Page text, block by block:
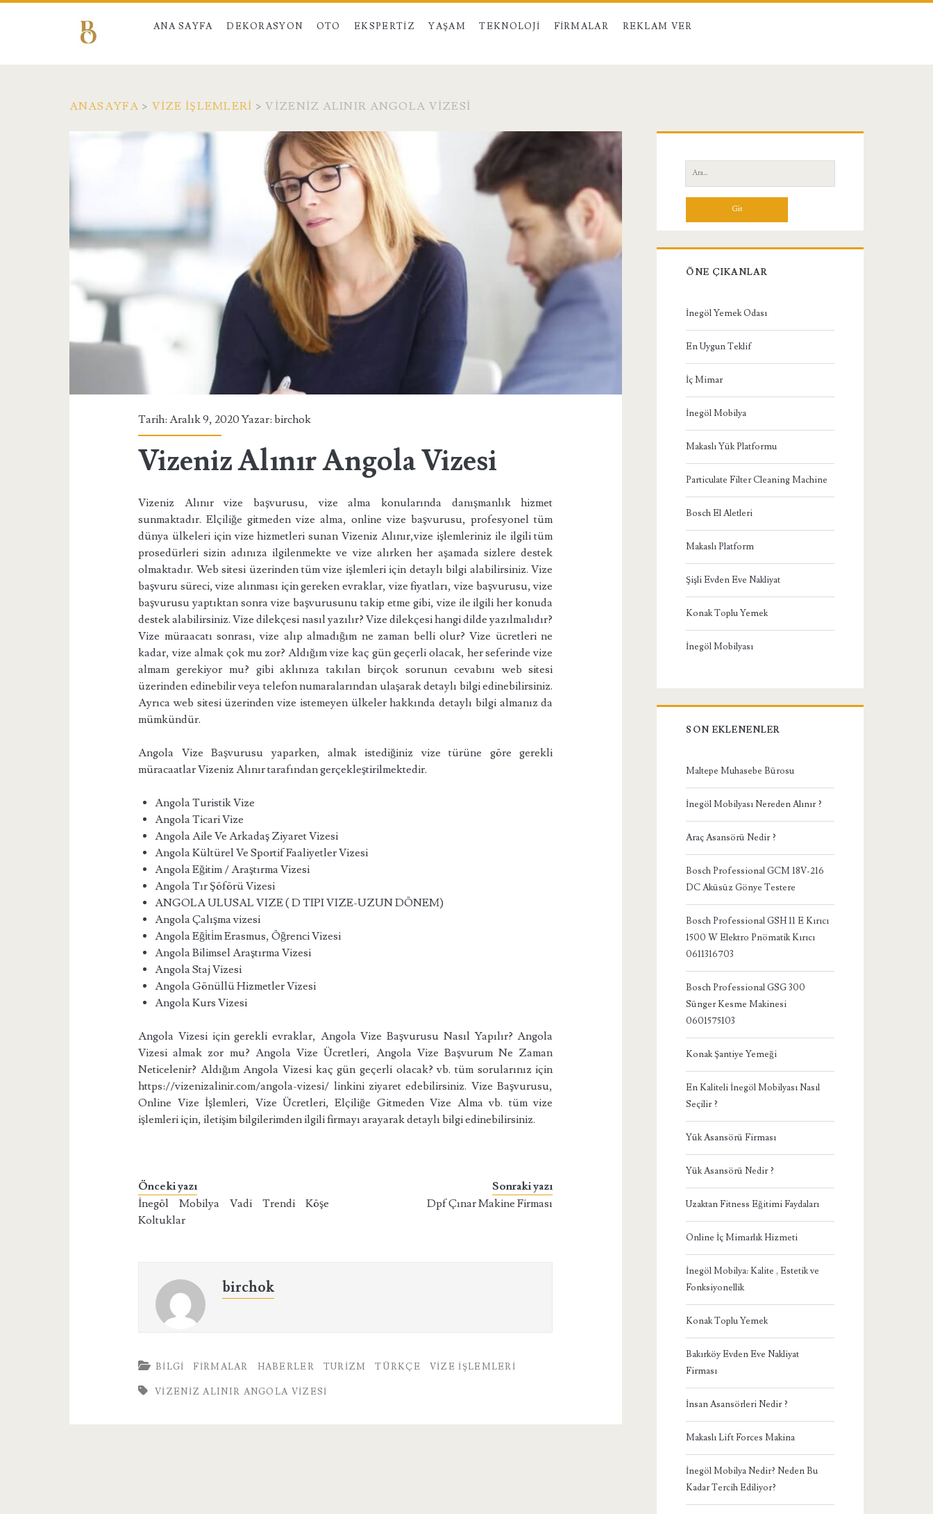
ANA SAYFA DEKORASYON OTO EKSPERTIZ YAŞAM TEKNOLOJI FIRMALAR REKLAM VER
ANASAYFA > VIZE İŞLEMLERI >VIZENIZ ALINIR ANGOLA VIZESI
Tarih: Aralık 9, 2020 Yazar:birchok
Vizeniz Alınır Angola Vizesi
Vizeniz Alınır vize başvurusu, vize alma konularında danışmanlık hizmet
sunmaktadır. Elçiliğe gitmeden vize alma, online vize başvurusu, profesyonel tüm
dünya ülkeleri için vize hizmetleri sunan Vizeniz Alınır,vize işlemleriniz ile ilgili tüm
prosedürleri sizin adınıza ilgilenmekte ve vize alırken her aşamada sizlere destek
olmaktadır. Web sitesi üzerinden tüm vize işlemleri için detaylı bilgi alabilirsiniz. Vize
başvuru süreci, vize alınması için gereken evraklar, vize fiyatları, vize başvurusu, vize
başvurusu yaptıktan sonra vize başvurusunu takip etme gibi, vize ile ilgili her konuda
destek alabilirsiniz. Vize dilekçesi nasıl yazılır? Vize dilekçesi hangi dilde yazılmalıdır?
Vize müraacatı sonrası, vize alıp almadığım ne zaman belli olur? Vize ücretleri ne
kadar, vize almak çok mu zor? Aldığım vize kaç gün geçerli olacak, her seferinde vize
almam gerekiyor mu? gibi aklınıza takılan birçok sorunun cevabını web sitesi
üzerinden edinebilir veya telefon numaralarından ulaşarak detaylı bilgi edinebilirsiniz.
Ayrıca web sitesi üzerinden vize istemeyen ülkeler hakkında detaylı bilgi almanız da
mümkündür.
Angola Vize Başvurusu yaparken, almak istediğiniz vize türüne göre gerekli
müracaatlar Vizeniz Alınır tarafından gerçekleştirilmektedir.
Angola Turistik Vize
Angola Ticari Vize
Angola Aile Ve Arkadaş Ziyaret Vizesi
Angola Kültürel Ve Sportif Faaliyetler Vizesi
Angola Eğitim / Araştırma Vizesi
Angola Tır Şöförü Vizesi
ANGOLA ULUSAL VIZE ( D TIPI VIZE-UZUN DÖNEM)
Angola Çalışma vizesi
Angola Eği̇ti̇m Erasmus, Öğrenci Vizesi
Angola Bilimsel Araştırma Vizesi
Angola Staj Vizesi
Angola Gönüllü Hizmetler Vizesi
Angola Kurs Vizesi
Angola Vizesi için gerekli evraklar, Angola Vize Başvurusu Nasıl Yapılır? Angola
Vizesi almak zor mu? Angola Vize Ücretleri, Angola Vize Başvurum Ne Zaman
Neticelenir? Aldığım Angola Vizesi kaç gün geçerli olacak? vb. tüm sorularınız için
https://vizenizalinir.com/angola-vizesi/ linkini ziyaret edebilirsiniz. Vize Başvurusu,
Online Vize İşlemleri, Vize Ücretleri, Elçiliğe Gitmeden Vize Alma vb. tüm vize
işlemleri için, iletişim bilgilerimden ilgili firmayı arayarak detaylı bilgi edinebilirsiniz.
Önceki yazı
İnegöl Mobilya Vadi Trendi Köşe
Koltuklar
Sonraki yazı
Dpf Çınar Makine Firması
birchok
BILGI FIRMALAR HABERLER TURIZM TÜRKÇE VIZE İŞLEMLERI
VIZENIZ ALINIR ANGOLA VIZESI
Yan
Menü
Ara:
ÖNE ÇIKANLAR
İnegöl Yemek Odası
En Uygun Teklif
İç Mimar
İnegöl Mobilya
Makaslı Yük Platformu
Particulate Filter Cleaning Machine
Bosch El Aletleri
Makaslı Platform
Şişli Evden Eve Nakliyat
Konak Toplu Yemek
İnegöl Mobilyası
SON EKLENENLER
Maltepe Muhasebe Bürosu
İnegöl Mobilyası Nereden Alınır ?
Araç Asansörü Nedir ?
Bosch Professional GCM 18V-216
DC Aküsüz Gönye Testere
Bosch Professional GSH 11 E Kırıcı
1500 W Elektro Pnömatik Kırıcı
0611316703
Bosch Professional GSG 300
Sünger Kesme Makinesi
0601575103
Konak Şantiye Yemeği
En Kaliteli İnegöl Mobilyası Nasıl
Seçilir ?
Yük Asansörü Firması
Yük Asansörü Nedir ?
Uzaktan Fitness Eğitimi Faydaları
Online İç Mimarlık Hizmeti
İnegöl Mobilya: Kalite , Estetik ve
Fonksiyonellik
Konak Toplu Yemek
Bakırköy Evden Eve Nakliyat
Firması
İnsan Asansörleri Nedir ?
Makaslı Lift Forces Makina
İnegöl Mobilya Nedir? Neden Bu
Kadar Tercih Ediliyor?